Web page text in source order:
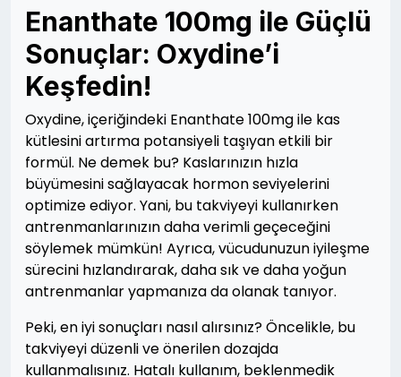
Enanthate 100mg ile Güçlü
Sonuçlar: Oxydine’i
Keşfedin!
Oxydine, içeriğindeki Enanthate 100mg ile kas
kütlesini artırma potansiyeli taşıyan etkili bir
formül. Ne demek bu? Kaslarınızın hızla
büyümesini sağlayacak hormon seviyelerini
optimize ediyor. Yani, bu takviyeyi kullanırken
antrenmanlarınızın daha verimli geçeceğini
söylemek mümkün! Ayrıca, vücudunuzun iyileşme
sürecini hızlandırarak, daha sık ve daha yoğun
antrenmanlar yapmanıza da olanak tanıyor.
Peki, en iyi sonuçları nasıl alırsınız? Öncelikle, bu
takviyeyi düzenli ve önerilen dozajda
kullanmalısınız. Hatalı kullanım, beklenmedik